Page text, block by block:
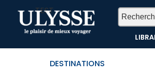
TEST
DESTINATIONS